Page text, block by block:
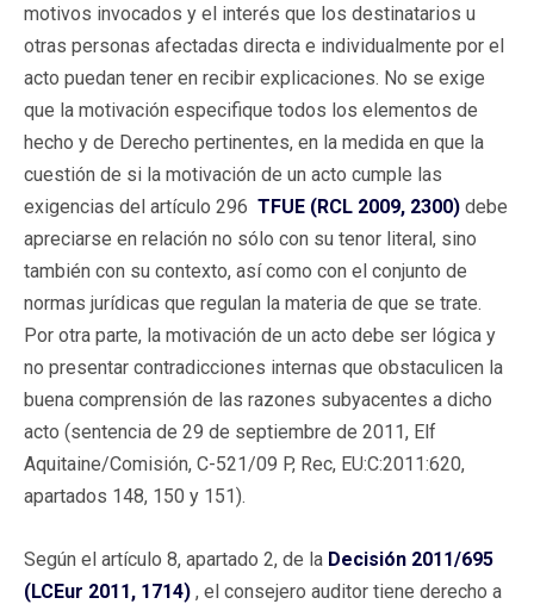
motivos invocados y el interés que los destinatarios u
otras personas afectadas directa e individualmente por el
acto puedan tener en recibir explicaciones. No se exige
que la motivación especifique todos los elementos de
hecho y de Derecho pertinentes, en la medida en que la
cuestión de si la motivación de un acto cumple las
exigencias del artículo 296 TFUE (RCL 2009, 2300) debe
apreciarse en relación no sólo con su tenor literal, sino
también con su contexto, así como con el conjunto de
normas jurídicas que regulan la materia de que se trate.
Por otra parte, la motivación de un acto debe ser lógica y
no presentar contradicciones internas que obstaculicen la
buena comprensión de las razones subyacentes a dicho
acto (sentencia de 29 de septiembre de 2011, Elf
Aquitaine/Comisión, C-521/09 P, Rec, EU:C:2011:620,
apartados 148, 150 y 151).
Según el artículo 8, apartado 2, de la Decisión 2011/695
(LCEur 2011, 1714) , el consejero auditor tiene derecho a